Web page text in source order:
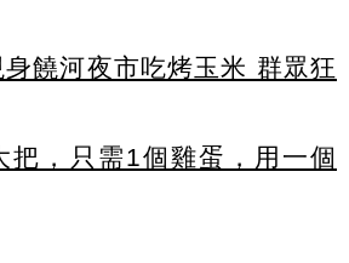
饒河夜市吃烤玉米 群眾狂
，只需1個雞蛋，用一個